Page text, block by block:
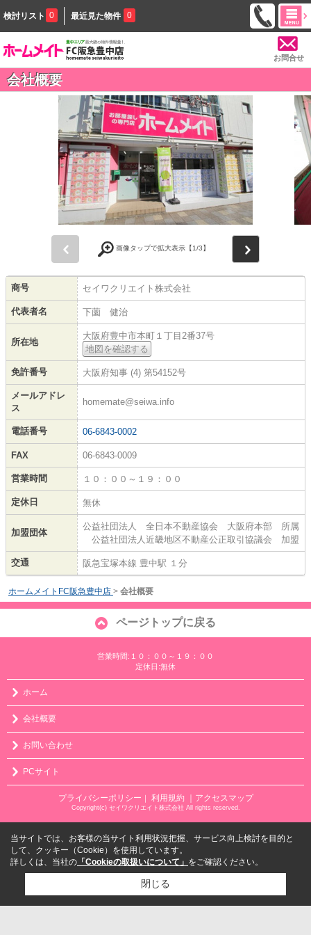
検討リスト 0 最近見た物件 0
お問合せ
会社概要
画像タップで拡大表示【1/3】
商号 セイワクリエイト株式会社
代表者名 下薗 健治
所在地
大阪府豊中市本町１丁目2番37号
地図を確認する
免許番号 大阪府知事 (4) 第54152号
メールアドレ
ス
homemate@seiwa.info
電話番号 06-6843-0002
FAX 06-6843-0009
営業時間 １０：００～１９：００
定休日 無休
加盟団体
公益社団法人 全日本不動産協会 大阪府本部 所属
公益社団法人近畿地区不動産公正取引協議会 加盟
交通 阪急宝塚本線 豊中駅 １分
ホームメイトFC阪急豊中店 > 会社概要
ページトップに戻る
営業時間:１０：００～１９：００
定休日:無休
ホーム
会社概要
お問い合わせ
PCサイト
プライバシーポリシー ｜ 利用規約 ｜アクセスマップ
Copyright(c) セイワクリエイト株式会社 All rights reserved.
当サイトでは、お客様の当サイト利用状況把握、サービス向上検討を目的と
して、クッキー（Cookie）を使用しています。
詳しくは、当社の 「Cookieの取扱いについて」 をご確認ください。
閉じる